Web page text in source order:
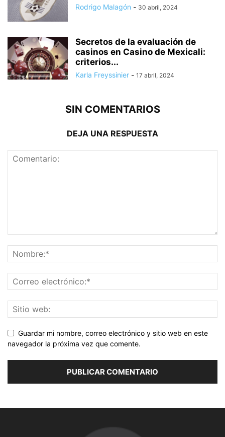
Rodrigo Malagón - 30 abril, 2024
Secretos de la evaluación de
casinos en Casino de Mexicali:
сriterios...
Karla Freyssinier - 17 abril, 2024
SIN COMENTARIOS
DEJA UNA RESPUESTA
Guardar mi nombre, correo electrónico y sitio web en este
navegador la próxima vez que comente.